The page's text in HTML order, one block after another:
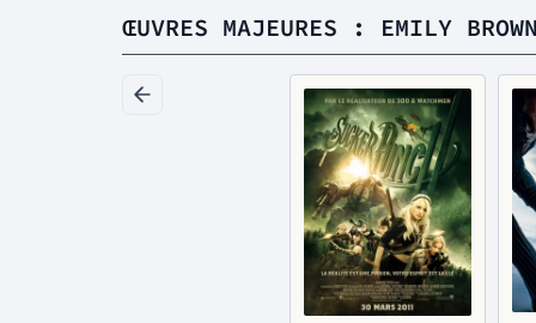
ŒUVRES MAJEURES : EMILY